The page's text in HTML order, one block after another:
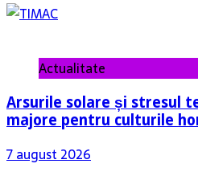
Actualitate
Arsurile solare și stresul
majore pentru culturile
7 august 2026